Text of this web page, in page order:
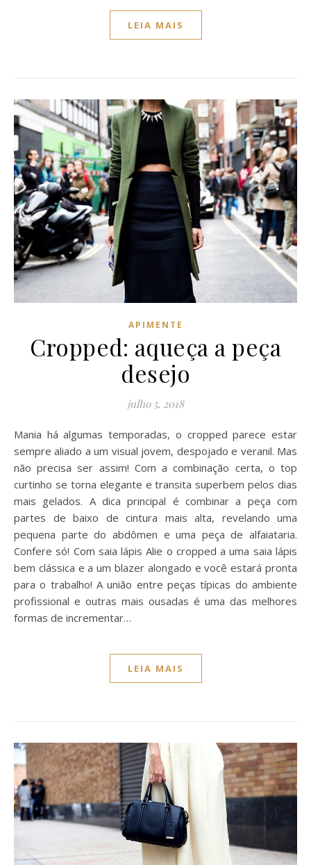
LEIA MAIS
APIMENTE
Cropped: aqueça a peça
desejo
julho 5, 2018
Mania há algumas temporadas, o cropped parece estar
sempre aliado a um visual jovem, despojado e veranil. Mas
não precisa ser assim! Com a combinação certa, o top
curtinho se torna elegante e transita superbem pelos dias
mais gelados. A dica principal é combinar a peça com
partes de baixo de cintura mais alta, revelando uma
pequena parte do abdômen e uma peça de alfaiataria.
Confere só! Com saia lápis Alie o cropped a uma saia lápis
bem clássica e a um blazer alongado e você estará pronta
para o trabalho! A união entre peças típicas do ambiente
profissional e outras mais ousadas é uma das melhores
formas de incrementar…
LEIA MAIS